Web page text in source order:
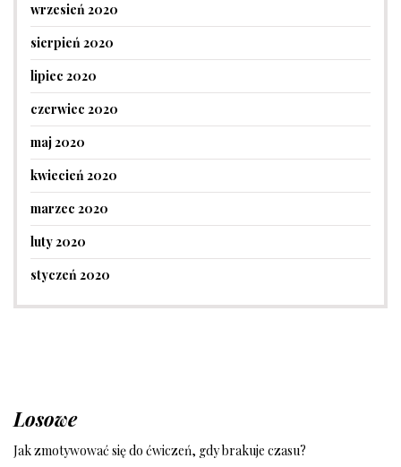
wrzesień 2020
sierpień 2020
lipiec 2020
czerwiec 2020
maj 2020
kwiecień 2020
marzec 2020
luty 2020
styczeń 2020
Losowe
Jak zmotywować się do ćwiczeń, gdy brakuje czasu?